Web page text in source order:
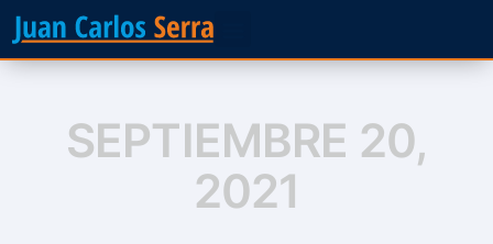
SEPTIEMBRE 20,
2021